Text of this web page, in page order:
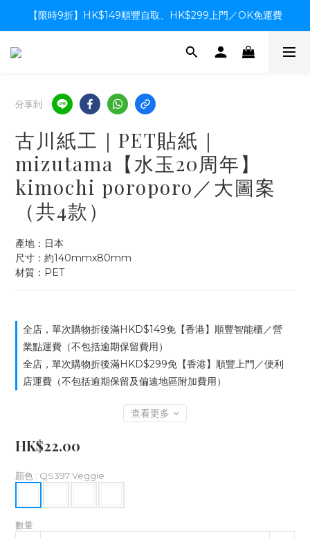
【限時9折】HK$149順豐自取、HK$299上門／OK免運費
【限時9折】HK$149順豐自取、HK$299上門／OK免運費
支付系統升級中，暫停信用卡支付至8月中，造成不便感謝諒解
分享到
古川紙工｜PET貼紙｜
mizutama【水玉20周年】
kimochi poroporo／大圖案
（共4款）
產地：日本
尺寸：約140mmx80mm
材質：PET
全店，單次購物折後滿HKD$149免【香港】順豐智能櫃／營
業點運費（不包括逾期保留費用）
全店，單次購物折後滿HKD$299免【香港】順豐上門／便利
店運費（不包括逾期保留及偏遠地區附加費用）
查看更多
HK$22.00
顏色 : QS397 Veggie
數量